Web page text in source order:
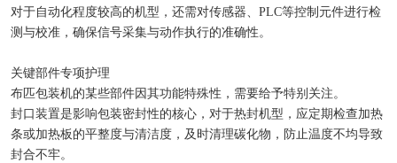
对于自动化程度较高的机型，还需对传感器、PLC等控制元件进行检
测与校准，确保信号采集与动作执行的准确性。
关键部件专项护理
布匹包装机的某些部件因其功能特殊性，需要给予特别关注。
封口装置是影响包装密封性的核心，对于热封机型，应定期检查加热
条或加热板的平整度与清洁度，及时清理碳化物，防止温度不均导致
封合不牢。